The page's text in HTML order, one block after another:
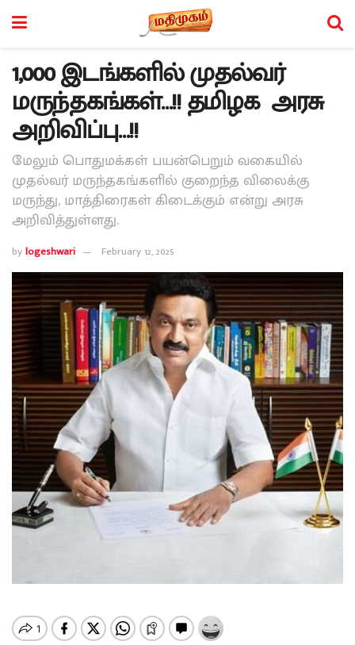
1,000 இடங்களில் முதல்வர்
மருந்தகங்கள்…!! தமிழக அரசு
அறிவிப்பு…!!
மேலும் பொதுமக்கள் பயன்பெறும் வகையில்
முதல்வர் மருந்தகங்களில் குறைந்த விலைக்கு
மருந்து, மாத்திரைகள் கிடைக்கும் என்று அரசு
அறிவித்துள்ளது.
bylogeshwari February 12, 2025